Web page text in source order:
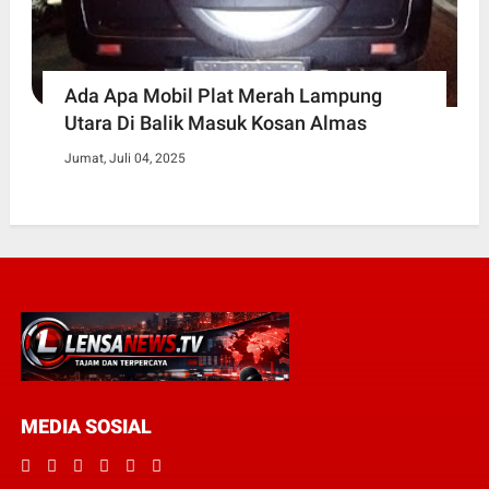
Ada Apa Mobil Plat Merah Lampung
Utara Di Balik Masuk Kosan Almas
Jumat, Juli 04, 2025
MEDIA SOSIAL